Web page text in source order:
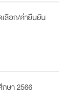
ลือก/ค่ายืนยัน
ษา 2566